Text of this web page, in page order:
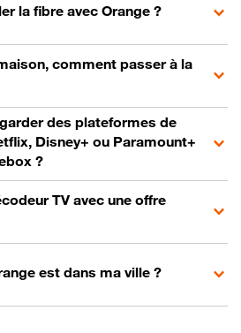
la fibre avec Orange ?
comment passer à la
des plateformes de
Disney+ ou Paramount+
?
TV avec une offre
est dans ma ville ?